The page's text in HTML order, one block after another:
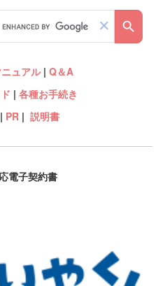
ュアル| Q＆A
| 各種お手続き
| PR| 説明書
電子契約書